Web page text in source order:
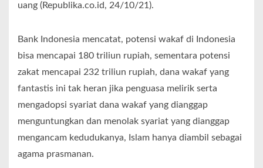
uang (Republika.co.id, 24/10/21).
Bank Indonesia mencatat, potensi wakaf di Indonesia
bisa mencapai 180 triliun rupiah, sementara potensi
zakat mencapai 232 triliun rupiah, dana wakaf yang
fantastis ini tak heran jika penguasa melirik serta
mengadopsi syariat dana wakaf yang dianggap
menguntungkan dan menolak syariat yang dianggap
mengancam kedudukanya, Islam hanya diambil sebagai
agama prasmanan.